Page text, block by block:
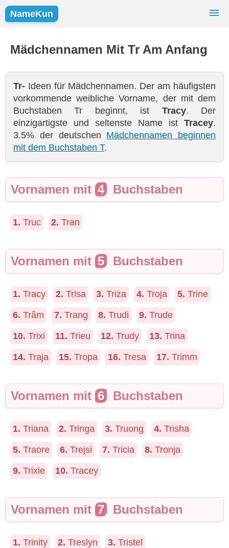
NameKun
Beliebte Vornamen Mädchen Jungen
Mädchennamen Mit Tr Am Anfang
Tr- Ideen für Mädchennamen. Der am häufigsten
vorkommende weibliche Vorname, der mit dem
Buchstaben Tr beginnt, ist Tracy. Der
einzigartigste und seltenste Name ist Tracey.
3.5% der deutschen Mädchennamen beginnen
mit dem Buchstaben T.
Vornamen mit 4 Buchstaben
1. Truc 2. Tran
Vornamen mit 5 Buchstaben
1. Tracy 2. Trisa 3. Triza 4. Troja 5. Trine
6. Trâm 7. Trang 8. Trudi 9. Trude
10. Trixi 11. Trieu 12. Trudy 13. Trina
14. Traja 15. Tropa 16. Tresa 17. Trimm
Vornamen mit 6 Buchstaben
1. Triana 2. Tringa 3. Truong 4. Trisha
5. Traore 6. Trejsi 7. Tricia 8. Tronja
9. Trixie 10. Tracey
Vornamen mit 7 Buchstaben
1. Trinity 2. Treslyn 3. Tristel